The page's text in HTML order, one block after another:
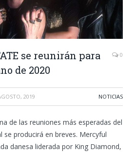
se reunirán para
de 2020
0
2019 NOTICIAS
de las reuniones más esperadas del
se producirá en breves. Mercyful
danesa liderada por King Diamond,